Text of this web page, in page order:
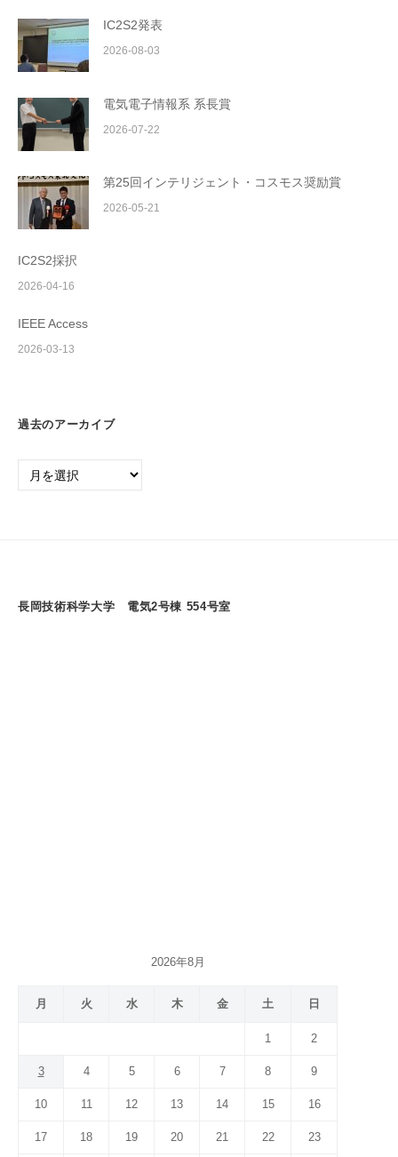
IC2S2発表
2026-08-03
電気電子情報系 系長賞
2026-07-22
第25回インテリジェント・コスモス奨励賞
2026-05-21
IC2S2採択
2026-04-16
IEEE Access
2026-03-13
過去のアーカイブ
過
ブ
長岡技術科学大学 電気2号棟 554号室
2026年8月
月 火 水 木 金 土 日
1 2
3 4 5 6 7 8 9
10 11 12 13 14 15 16
17 18 19 20 21 22 23